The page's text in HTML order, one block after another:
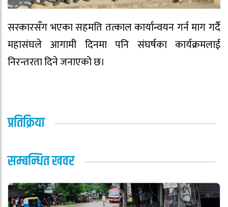
सरकारसँग भएका सहमति तत्काल कार्यान्वयन गर्न माग गर्दै
महासंघले आगामी दिनमा पनि संघर्षका कार्यक्रमलाई
निरन्तरता दिने जनाएको छ।
प्रतिक्रिया
सम्बन्धित खवर